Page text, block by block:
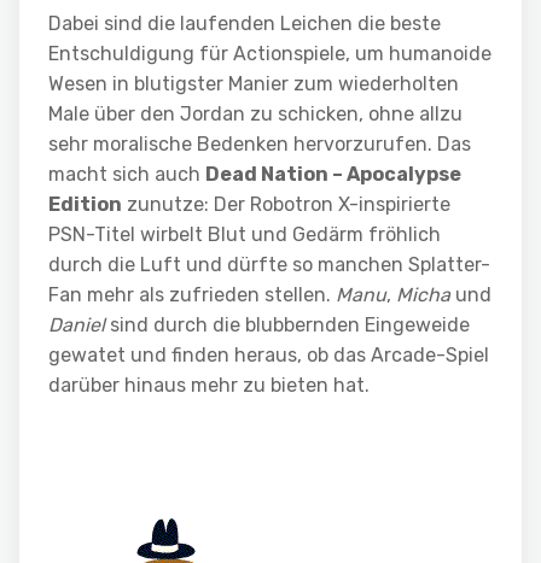
Dabei sind die laufenden Leichen die beste
Entschuldigung für Actionspiele, um humanoide
Wesen in blutigster Manier zum wiederholten
Male über den Jordan zu schicken, ohne allzu
sehr moralische Bedenken hervorzurufen. Das
macht sich auch Dead Nation – Apocalypse
Edition zunutze: Der Robotron X-inspirierte
PSN-Titel wirbelt Blut und Gedärm fröhlich
durch die Luft und dürfte so manchen Splatter-
Fan mehr als zufrieden stellen. Manu, Michaund
Danielsind durch die blubbernden Eingeweide
gewatet und finden heraus, ob das Arcade-Spiel
darüber hinaus mehr zu bieten hat.